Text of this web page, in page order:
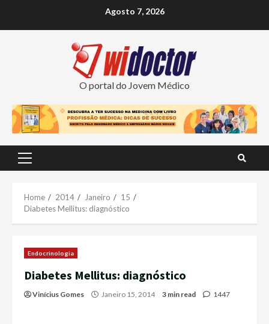
Agosto 7, 2026
O portal do Jovem Médico
Primary
Home 2014 Janeiro
15
Diabetes Mellitus: diagnóstico
Endocrinologia
Diabetes Mellitus: diagnóstico
Vinícius Gomes Janeiro 15, 2014 3 min read 1447